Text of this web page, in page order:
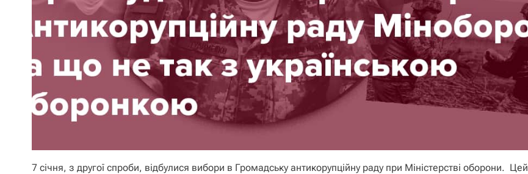
7 січня, з другої спроби, відбулися вибори в Громадську антикорупційну раду при Міністерстві оборони. Цей